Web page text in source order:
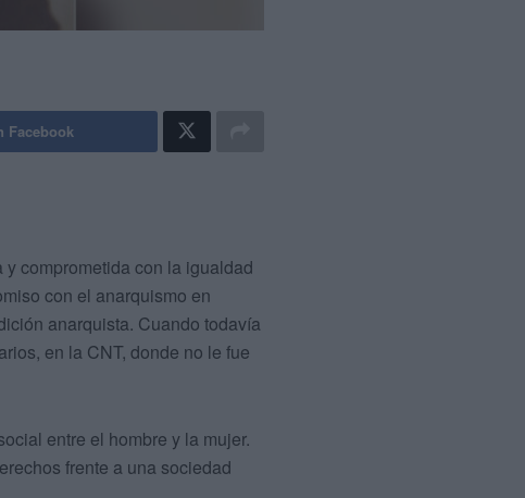
Facebook
comprometida con la igualdad
con el anarquismo en
anarquista. Cuando todavía
en la CNT, donde no le fue
entre el hombre y la mujer.
frente a una sociedad